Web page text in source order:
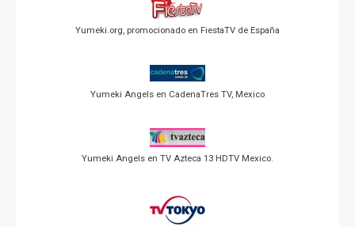
Yumeki.org, promocionado en FiestaTV de España
Yumeki Angels en CadenaTres TV, Mexico
Yumeki Angels en TV Azteca 13 HDTV Mexico.